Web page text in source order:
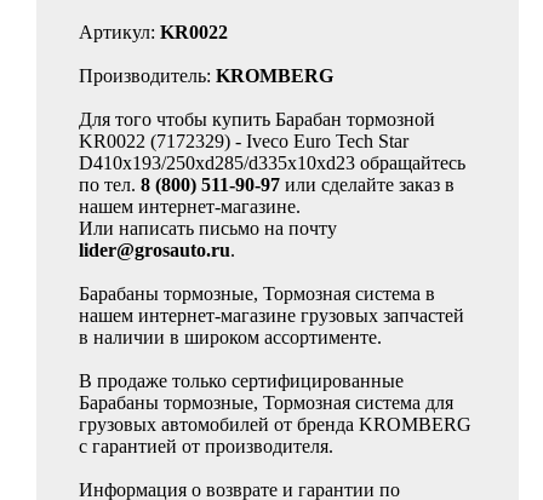
Артикул: KR0022
Производитель: KROMBERG
Для того чтобы купить Барабан тормозной
KR0022 (7172329) - Iveco Euro Tech Star
D410x193/250xd285/d335x10xd23 обращайтесь
по тел. 8 (800) 511-90-97 или сделайте заказ в
нашем интернет-магазине.
Или написать письмо на почту
lider@grosauto.ru.
Барабаны тормозные, Тормозная система в
нашем интернет-магазине грузовых запчастей
в наличии в широком ассортименте.
В продаже только сертифицированные
Барабаны тормозные, Тормозная система для
грузовых автомобилей от бренда KROMBERG
с гарантией от производителя.
Информация о возврате и гарантии по